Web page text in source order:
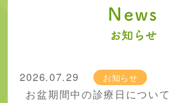
News
お知らせ
2026.07.29 お知らせ
お盆期間中の診療日について